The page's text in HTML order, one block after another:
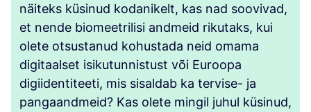
näiteks küsinud kodanikelt, kas nad soovivad,
et nende biomeetrilisi andmeid rikutaks, kui
olete otsustanud kohustada neid omama
digitaalset isikutunnistust või Euroopa
digiidentiteeti, mis sisaldab ka tervise- ja
pangaandmeid? Kas olete mingil juhul küsinud,